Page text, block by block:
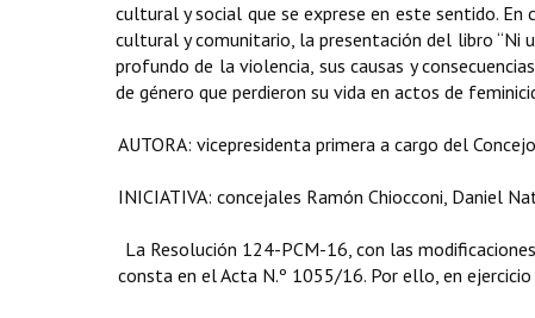
cultural y social que se exprese en este sentido. En
cultural y comunitario, la presentación del libro “Ni
profundo de la violencia, sus causas y
de género que perdieron su vida en actos de
AUTORA: vicepresidenta primera a cargo del
INICIATIVA: concejales Ramón Chiocconi, Daniel
La Resolución 124-PCM-16, con las
consta en el Acta N.º 1055/16. Por ello, en